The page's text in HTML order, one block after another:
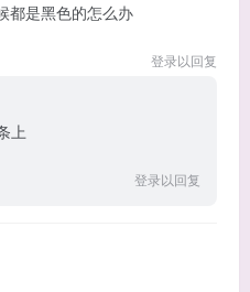
都是黑色的怎么办
登录以回复
上
登录以回复